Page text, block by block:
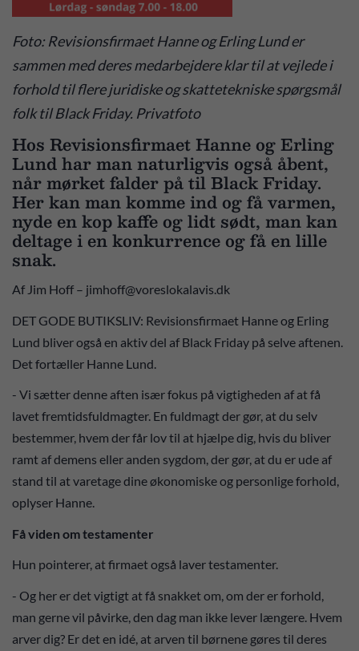
Foto: Revisionsfirmaet Hanne og Erling Lund er
sammen med deres medarbejdere klar til at vejlede i
forhold til flere juridiske og skattetekniske spørgsmål
folk til Black Friday. Privatfoto
Hos Revisionsfirmaet Hanne og Erling
Lund har man naturligvis også åbent,
når mørket falder på til Black Friday.
Her kan man komme ind og få varmen,
nyde en kop kaffe og lidt sødt, man kan
deltage i en konkurrence og få en lille
snak.
Af Jim Hoff – jimhoff@voreslokalavis.dk
DET GODE BUTIKSLIV: Revisionsfirmaet Hanne og Erling
Lund bliver også en aktiv del af Black Friday på selve aftenen.
Det fortæller Hanne Lund.
- Vi sætter denne aften især fokus på vigtigheden af at få
lavet fremtidsfuldmagter. En fuldmagt der gør, at du selv
bestemmer, hvem der får lov til at hjælpe dig, hvis du bliver
ramt af demens eller anden sygdom, der gør, at du er ude af
stand til at varetage dine økonomiske og personlige forhold,
oplyser Hanne.
Få viden om testamenter
Hun pointerer, at firmaet også laver testamenter.
- Og her er det vigtigt at få snakket om, om der er forhold,
man gerne vil påvirke, den dag man ikke lever længere. Hvem
arver dig? Er det en idé, at arven til børnene gøres til deres